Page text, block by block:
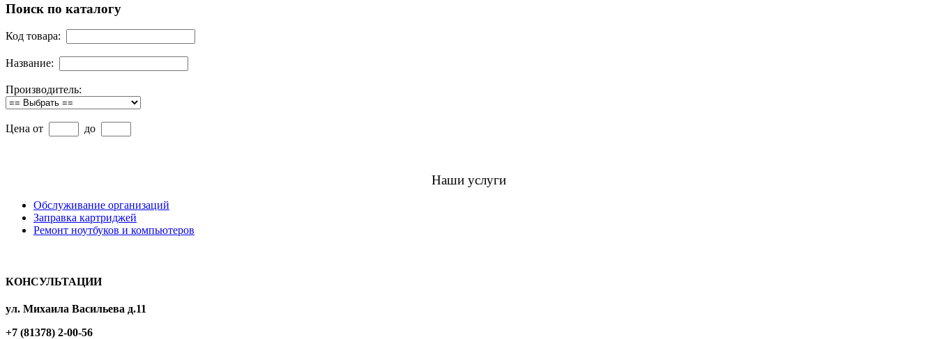
Поиск по каталогу
Код товара:
Название:
Производитель:
Цена от до
Наши услуги
Обслуживание организаций
Заправка картриджей
Ремонт ноутбуков и компьютеров
КОНСУЛЬТАЦИИ
ул. Михаила Васильева д.11
+7 (81378) 2-00-56